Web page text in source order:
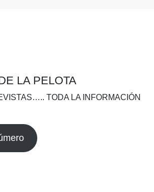
LA PELOTA
TODA LA INFORMACIÓN